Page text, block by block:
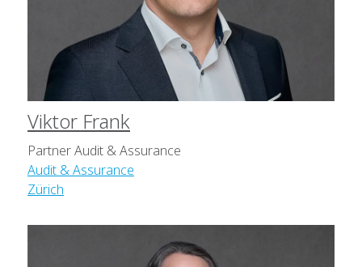
Viktor Frank
Partner Audit & Assurance
Audit & Assurance
Zürich